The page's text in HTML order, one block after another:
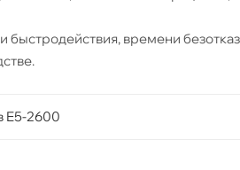
быстродействия, времени
E5-2600